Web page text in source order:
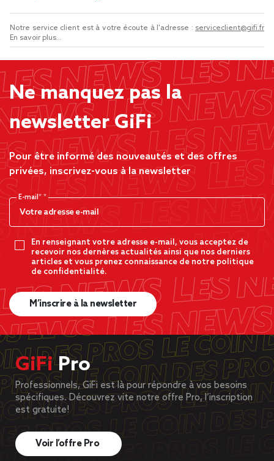
Notre service client est à votre écoute à l'adresse : serviceclient@gifi.fr
En savoir plus...
Ne manquez pas la
newsletter GiFi
Pour être informé des nouveautés et des offres
privées, inscrivez-vous à la newsletter
E-mail*
En renseignant votre adresse e-mail, vous acceptez de
recevoir nos dernères actualités ainsi que nos derniers
articles et vous prenez connaissance de notre politique
de confidentialité.
M’inscrire à la newsletter
GiFiPro
Professionnels, GiFi est là pour répondre à vos besoins
spécifiques. Découvrez vite notre offre Pro, l’inscription
est gratuite!
Voir l’offre Pro